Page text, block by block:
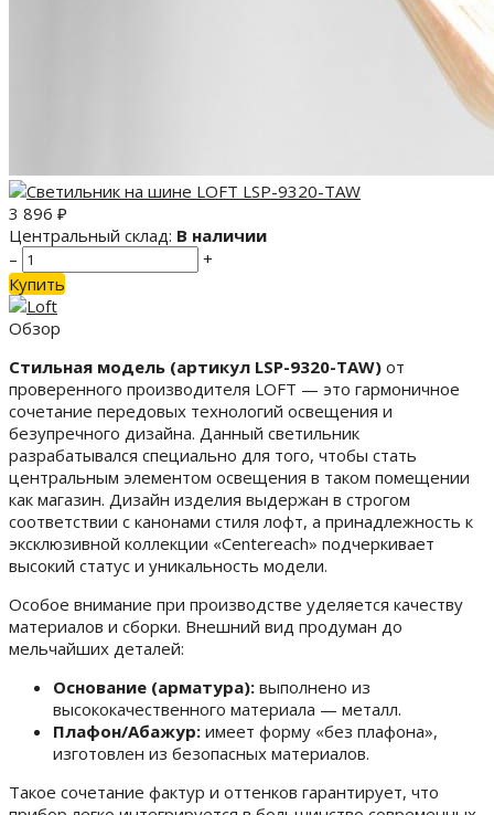
3 896 ₽
Центральный склад: В наличии
–
+
Купить
Обзор
Стильная модель (артикул LSP-9320-TAW) от
проверенного производителя LOFT — это гармоничное
сочетание передовых технологий освещения и
безупречного дизайна. Данный светильник
разрабатывался специально для того, чтобы стать
центральным элементом освещения в таком помещении
как магазин. Дизайн изделия выдержан в строгом
соответствии с канонами стиля лофт, а принадлежность к
эксклюзивной коллекции «Centereach» подчеркивает
высокий статус и уникальность модели.
Особое внимание при производстве уделяется качеству
материалов и сборки. Внешний вид продуман до
мельчайших деталей:
Основание (арматура): выполнено из
высококачественного материала — металл.
Плафон/Абажур: имеет форму «без плафона»,
изготовлен из безопасных материалов.
Такое сочетание фактур и оттенков гарантирует, что